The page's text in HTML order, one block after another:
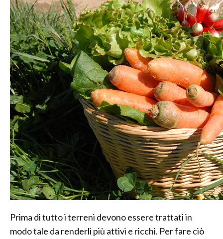
Prima di tutto i terreni devono essere trattati in
modo tale da renderli più attivi e ricchi. Per fare ciò